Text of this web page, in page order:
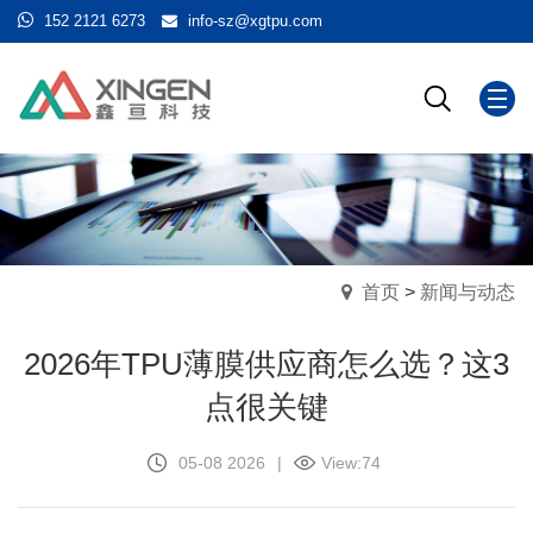
152 2121 6273 info-sz@xgtpu.com
首页 > 新闻与动态
2026年TPU薄膜供应商怎么选？这3
点很关键
05-08 2026 | View:74